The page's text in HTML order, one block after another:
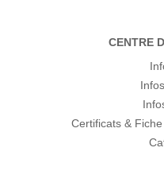
CENTRE
Certificats &